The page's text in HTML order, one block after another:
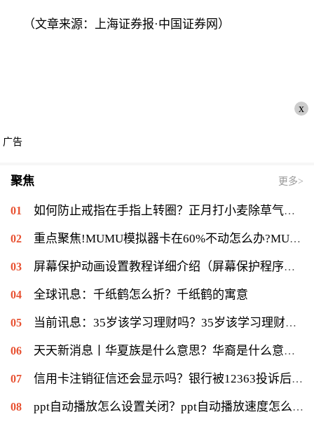
（文章来源：上海证券报·中国证券网）
x
广告
聚焦 更多>
如何防止戒指在手指上转圈？正月打小麦除草气温多少能打？ 全球短讯
重点聚焦!MUMU模拟器卡在60%不动怎么办?MUMU模拟器卡在60%的解决流程
屏幕保护动画设置教程详细介绍（屏幕保护程序等待时间怎么设置）|当前速读
全球讯息：千纸鹤怎么折？千纸鹤的寓意
当前讯息：35岁该学习理财吗？35岁该学习理财会不会太迟？
天天新消息丨华夏族是什么意思？华裔是什么意思：华侨在侨居国生下的子女
信用卡注销征信还会显示吗？银行被12363投诉后果是什么？|环球通讯
ppt自动播放怎么设置关闭？ppt自动播放速度怎么调慢？ 世界报资讯